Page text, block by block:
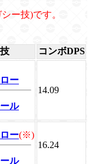
ー技)です。
コンボDPS
ー
ル
14.09
ー(※)
ル
16.24